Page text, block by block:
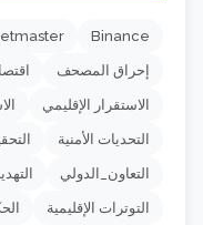
Binance
إحراق المصحف
الاستقرار الإقليمي
التحديات الأمنية
التعاون_الدولي
التوترات الإقليمية